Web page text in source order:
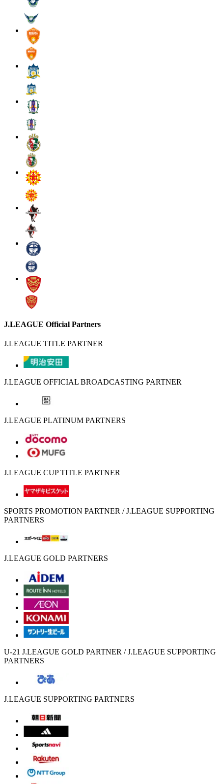
J.LEAGUE Official Partners
J.LEAGUE TITLE PARTNER
J.LEAGUE OFFICIAL BROADCASTING PARTNER
J.LEAGUE PLATINUM PARTNERS
J.LEAGUE CUP TITLE PARTNER
SPORTS PROMOTION PARTNER / J.LEAGUE SUPPORTING
PARTNERS
J.LEAGUE GOLD PARTNERS
U-21 J.LEAGUE GOLD PARTNER / J.LEAGUE SUPPORTING
PARTNERS
J.LEAGUE SUPPORTING PARTNERS